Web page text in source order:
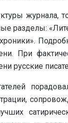
журнала,
разделы:
При
русские